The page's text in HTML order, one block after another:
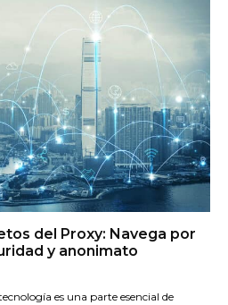
del Proxy: Navega por
y anonimato
es una parte esencial de